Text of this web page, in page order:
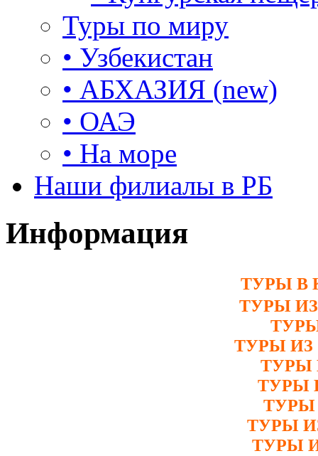
Туры по миру
• Узбекистан
• АБХАЗИЯ (new)
• ОАЭ
• На море
Наши филиалы в РБ
Информация
ТУРЫ В
ТУРЫ
ТУРЫ ИЗ
ТУРЫ
ТУРЫ
ТУРЫ
ТУРЫ
ТУРЫ